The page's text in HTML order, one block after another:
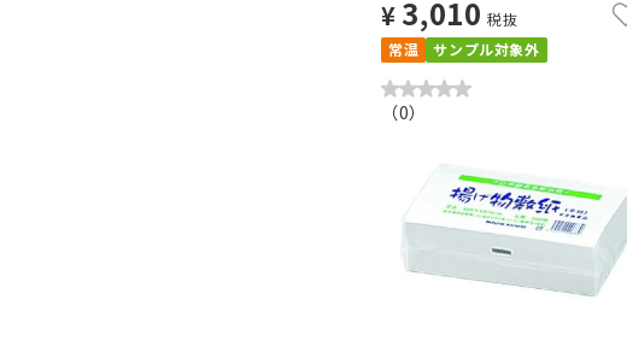
¥ 3,010 税抜
常温
サンプル対象外
（0）